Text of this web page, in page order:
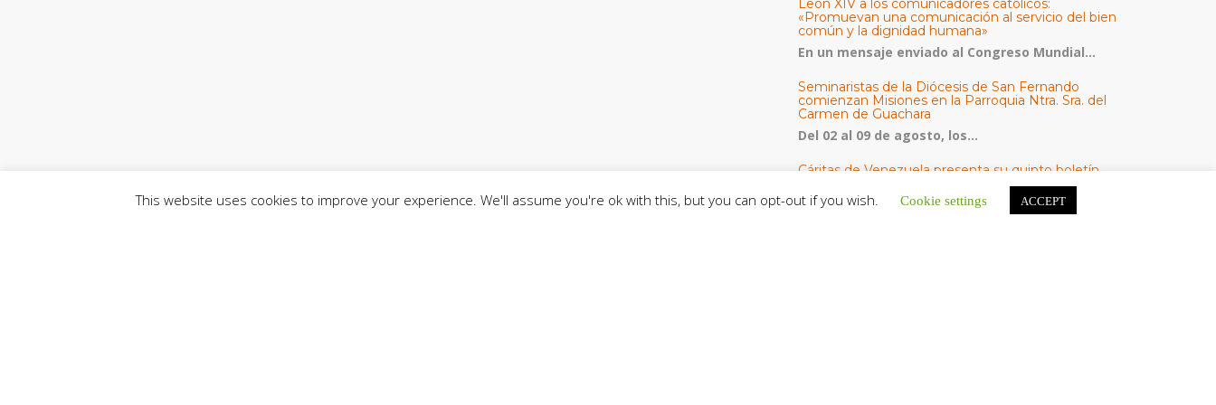
León XIV a los comunicadores católicos:
«Promuevan una comunicación al servicio del bien
común y la dignidad humana»
En un mensaje enviado al Congreso Mundial...
Seminaristas de la Diócesis de San Fernando
comienzan Misiones en la Parroquia Ntra. Sra. del
Carmen de Guachara
Del 02 al 09 de agosto, los...
Cáritas de Venezuela presenta su quinto boletín
sobre la atención a familias tras los terremotos
Cáritas de Venezuela publicó este martes 4...
This website uses cookies to improve your experience. We'll assume you're ok with this, but you can opt-out if you wish. Cookie settings ACCEPT